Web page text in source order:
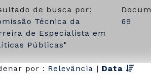
de busca por:
Técnica da
de Especialista em
Públicas"
69
por : Relevância | Data